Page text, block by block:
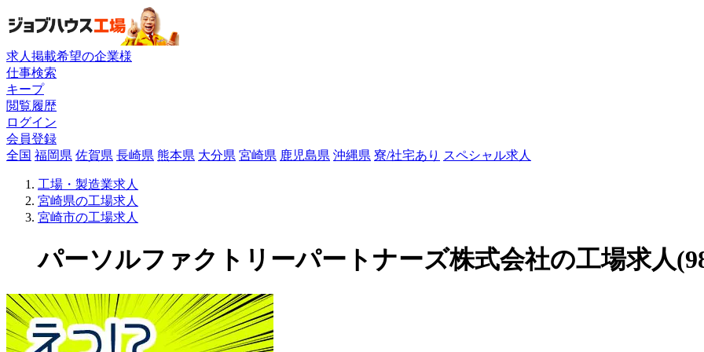
求人掲載希望の企業様
仕事検索
キープ
閲覧履歴
ログイン
会員登録
全国 福岡県 佐賀県 長崎県 熊本県 大分県 宮崎県 鹿児島県 沖縄県 寮/社宅あり スペシャル求人
工場・製造業求人
宮崎県の工場求人
宮崎市の工場求人
パーソルファクトリーパートナーズ株式会社の工場求人